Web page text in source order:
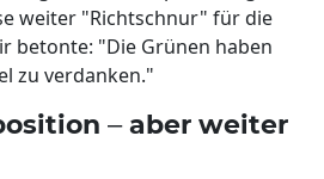
weiter "Richtschnur" für die
betonte: "Die Grünen haben
zu verdanken."
– aber weiter